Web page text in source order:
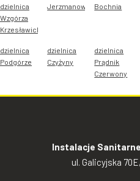
dzielnica
Wzgórza
Krzesławickie
JerzmanowiceBochnia
dzielnica
Podgórze
dzielnica
Czyżyny
dzielnica
Prądnik
Czerwony
Instalacje
ul. Galicyjska